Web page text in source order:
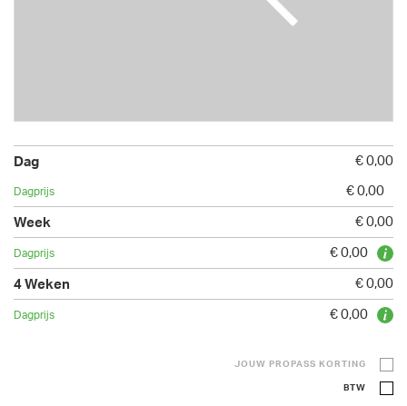
€ 0,00
€ 0,00
€ 0,00
€ 0,00
€ 0,00
€ 0,00
JOUW PROPASS KORTING
BTW